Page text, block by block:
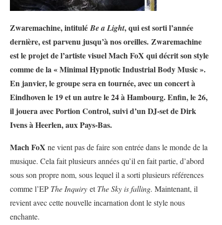
Zwaremachine, intituléBe a Light, qui est sorti l’année
dernière, est parvenu jusqu’à nos oreilles. Zwaremachine
est le projet de l’artiste visuel Mach FoX qui décrit son style
comme de la «Minimal Hypnotic Industrial Body Music ».
En janvier, le groupe sera en tournée, avec un concert à
Eindhoven le 19 et un autre le 24 à Hambourg. Enfin, le 26,
il jouera avec Portion Control, suivi d’un DJ-set de Dirk
Ivens à Heerlen, aux Pays-Bas.
Mach FoX ne vient pas de faire son entrée dans le monde de la
musique. Cela fait plusieurs années qu’il en fait partie, d’abord
sous son propre nom, sous lequel il a sorti plusieurs références
comme l’EP The Inquiry etThe Sky is falling. Maintenant, il
revient avec cette nouvelle incarnation dont le style nous
enchante.